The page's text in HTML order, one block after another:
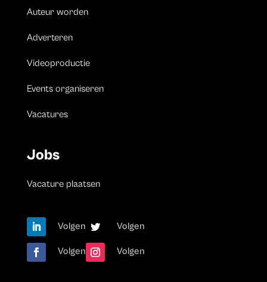
Auteur worden
Adverteren
Videoproductie
Events organiseren
Vacatures
Jobs
Vacature plaatsen
Volgen Volgen
Volgen Volgen